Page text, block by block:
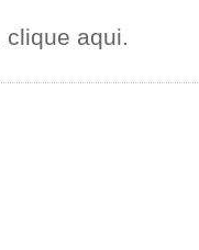
clique aqui.